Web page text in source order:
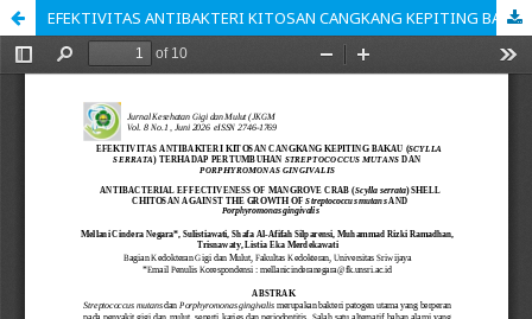
EFEKTIVITAS ANTIBAKTERI KITOSAN CANGKANG KEPITING BAKAU (SCYLLA SERRATA) TERHADAP PERTUMBUHAN STREPTOCOCCUS MUTANS DAN PORPHYROMONAS GINGIVALIS